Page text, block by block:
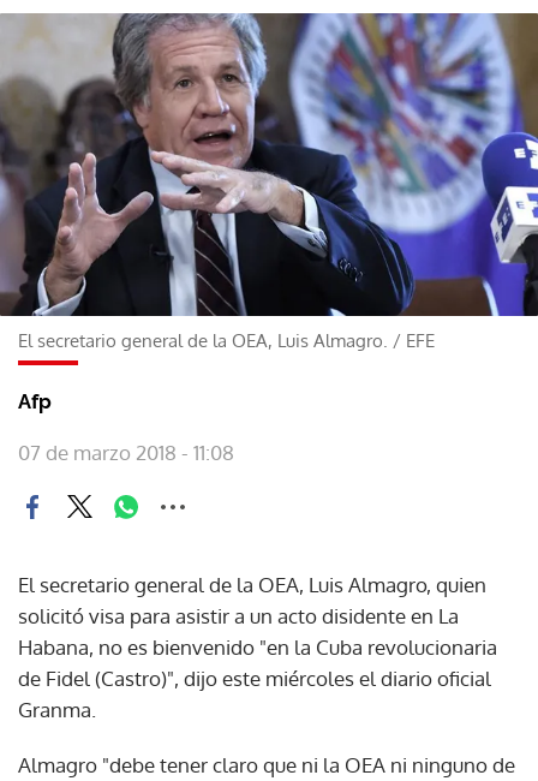
El secretario general de la OEA, Luis Almagro. / EFE
Afp
07 de marzo 2018 - 11:08
El secretario general de la OEA, Luis Almagro, quien
solicitó visa para asistir a un acto disidente en La
Habana, no es bienvenido "en la Cuba revolucionaria
de Fidel (Castro)", dijo este miércoles el diario oficial
Granma.
Almagro "debe tener claro que ni la OEA ni ninguno de